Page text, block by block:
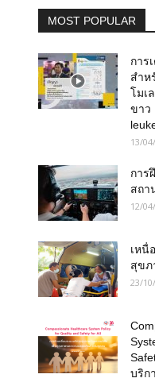
MOST POPULAR
การ
สำห
โมเ
ขาว
13/
การ
สถา
12/
เหนื่
สุขภ
23/
บริก